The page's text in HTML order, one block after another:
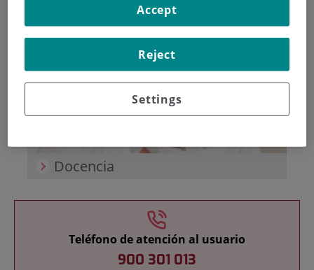
Investigación
Docencia
Teléfono de atención al usuario
900 301 013
Settings
Reject
Accept